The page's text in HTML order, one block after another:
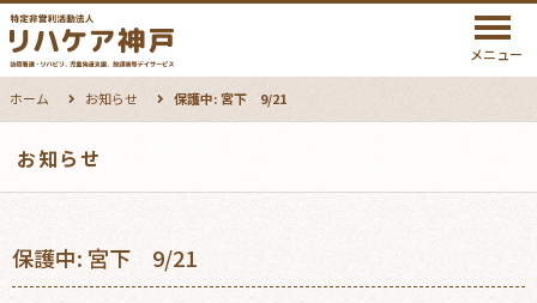
メニュー
ホーム お知らせ 保護中: 宮下 9/21
お知らせ
保護中: 宮下 9/21